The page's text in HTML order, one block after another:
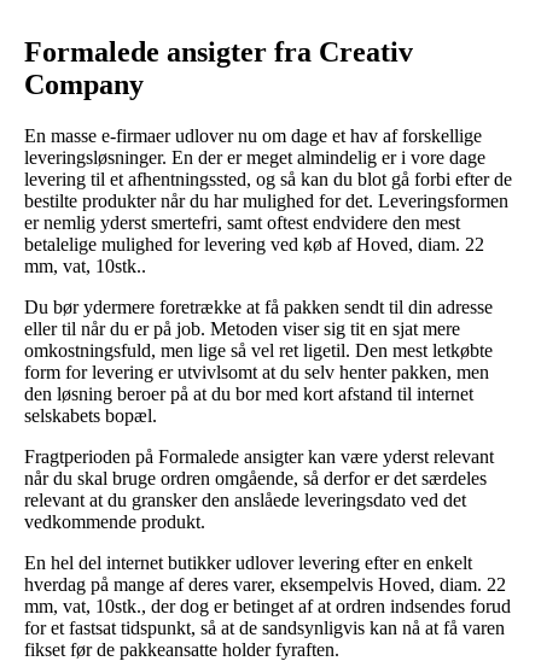
Formalede ansigter fra Creativ
Company
En masse e-firmaer udlover nu om dage et hav af forskellige
leveringsløsninger. En der er meget almindelig er i vore dage
levering til et afhentningssted, og så kan du blot gå forbi efter de
bestilte produkter når du har mulighed for det. Leveringsformen
er nemlig yderst smertefri, samt oftest endvidere den mest
betalelige mulighed for levering ved køb af Hoved, diam. 22
mm, vat, 10stk..
Du bør ydermere foretrække at få pakken sendt til din adresse
eller til når du er på job. Metoden viser sig tit en sjat mere
omkostningsfuld, men lige så vel ret ligetil. Den mest letkøbte
form for levering er utvivlsomt at du selv henter pakken, men
den løsning beroer på at du bor med kort afstand til internet
selskabets bopæl.
Fragtperioden på Formalede ansigter kan være yderst relevant
når du skal bruge ordren omgående, så derfor er det særdeles
relevant at du gransker den anslåede leveringsdato ved det
vedkommende produkt.
En hel del internet butikker udlover levering efter en enkelt
hverdag på mange af deres varer, eksempelvis Hoved, diam. 22
mm, vat, 10stk., der dog er betinget af at ordren indsendes forud
for et fastsat tidspunkt, så at de sandsynligvis kan nå at få varen
fikset før de pakkeansatte holder fyraften.